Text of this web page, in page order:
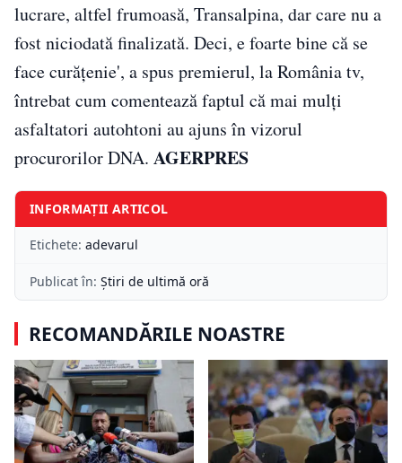
lucrare, altfel frumoasă, Transalpina, dar care nu a
fost niciodată finalizată. Deci, e foarte bine că se
face curăţenie', a spus premierul, la România tv,
întrebat cum comentează faptul că mai mulţi
asfaltatori autohtoni au ajuns în vizorul
procurorilor DNA. AGERPRES
INFORMAȚII ARTICOL
Etichete: adevarul
Publicat în: Știri de ultimă oră
RECOMANDĂRILE NOASTRE